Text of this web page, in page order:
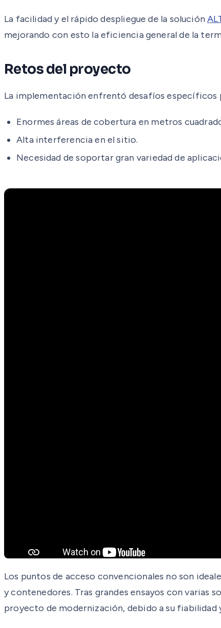
La facilidad y el rápido despliegue de la solución
mejorando con esto la eficiencia general de la
Retos del proyecto
La implementación enfrentó desafíos
Enormes áreas de cobertura en metros
Alta interferencia en el sitio.
Necesidad de soportar gran variedad de
Los puntos de acceso convencionales no son
y contenedores. Tras grandes ensayos con varias
proyecto de modernización, debido a su fiabilidad